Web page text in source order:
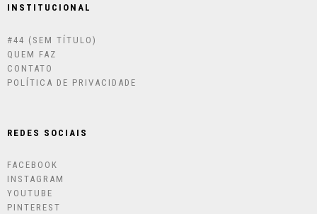
INSTITUCIONAL
#44 (SEM TÍTULO)
QUEM FAZ
CONTATO
POLÍTICA DE PRIVACIDADE
REDES SOCIAIS
FACEBOOK
INSTAGRAM
YOUTUBE
PINTEREST